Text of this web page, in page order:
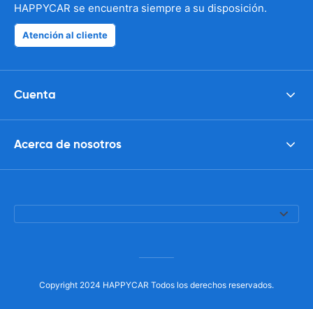
HAPPYCAR se encuentra siempre a su disposición.
Atención al cliente
Cuenta
Acerca de nosotros
Copyright 2024 HAPPYCAR Todos los derechos reservados.